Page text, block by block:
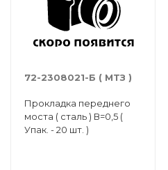
72-2308021-Б ( МТЗ )
Прокладка переднего
моста ( сталь ) В=0,5 (
Упак. - 20 шт. )